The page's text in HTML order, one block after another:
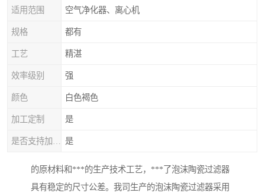
适用范围 空气净化器、离心机
规格 都有
工艺 精湛
效率级别 强
颜色 白色褐色
加工定制 是
是
的原材料和***的生产技术工艺，***了泡沫陶瓷过滤器
具有稳定的尺寸公差。我司生产的泡沫陶瓷过滤器采用